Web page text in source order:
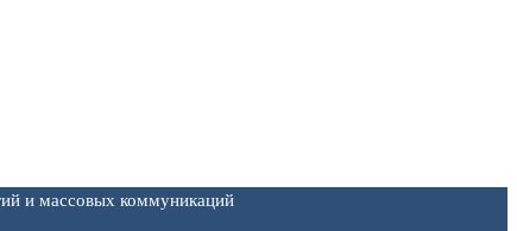
и массовых коммуникаций